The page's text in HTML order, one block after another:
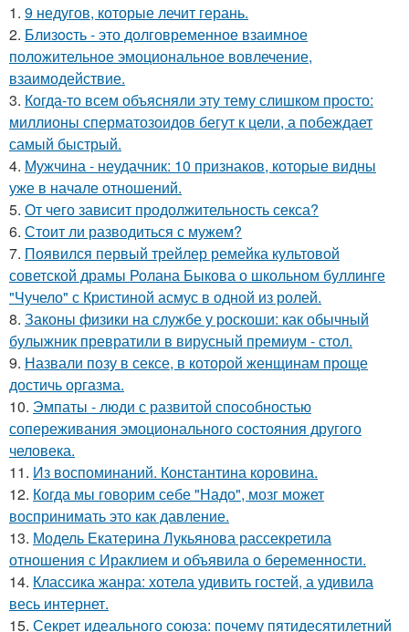
1. 9 недугов, которые лечит герань.
2. Близocть - это долговременное взаимное
положительное эмоциональное вовлечение,
взаимодействие.
3. Когда-то всем объясняли эту тему слишком просто:
миллионы сперматозоидов бегут к цели, а побеждает
самый быстрый.
4. Мужчина - неудачник: 10 признаков, которые видны
уже в начале отношений.
5. От чего зависит продолжительность секса?
6. Стоит ли разводиться с мужем?
7. Появился первый трейлер ремейка культовой
советской драмы Ролана Быкова о школьном буллинге
"Чучело" с Кристиной асмус в одной из ролей.
8. Законы физики на службе у роскоши: как обычный
булыжник превратили в вирусный премиум - стол.
9. Назвали позу в сексе, в которой женщинам проще
достичь оргазма.
10. Эмпаты - люди с развитой способностью
сопереживания эмоционального состояния другого
человека.
11. Из воспоминаний. Константина коровина.
12. Когда мы говорим себе "Надо", мозг может
воспринимать это как давление.
13. Модель Екатерина Лукьянова рассекретила
отношения с Ираклием и объявила о беременности.
14. Классика жанра: хотела удивить гостей, а удивила
весь интернет.
15. Секрет идеального союза: почему пятидесятилетний